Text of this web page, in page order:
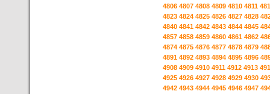
4806 4807 4808 4809 4810 4811
4823 4824 4825 4826 4827 4828
4840 4841 4842 4843 4844 4845
4857 4858 4859 4860 4861 4862
4874 4875 4876 4877 4878 4879
4891 4892 4893 4894 4895 4896
4908 4909 4910 4911 4912 4913
4925 4926 4927 4928 4929 4930
4942 4943 4944 4945 4946 4947